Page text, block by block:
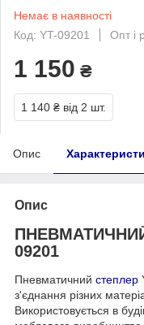
Немає в наявності
Код: YT-09201
Опт і
1 150 ₴
1 140 ₴ від 2 шт.
Опис
Опис
09201
Пневматичний степлер
з'єднання різних
Використовується в